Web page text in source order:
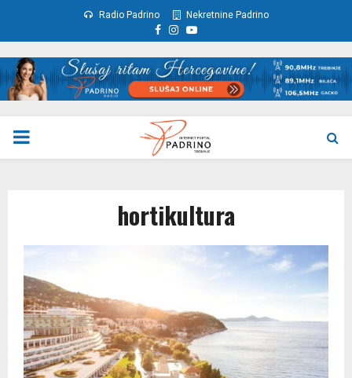
Radio Padrino Nekretnine Padrino
Facebook
Instagram
Youtube
PRIMARY
hortikultura